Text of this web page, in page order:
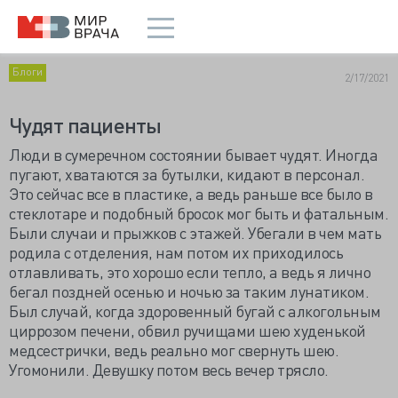
Блоги 2/17/2021
Чудят пациенты
Люди в сумеречном состоянии бывает чудят. Иногда
пугают, хватаются за бутылки, кидают в персонал.
Это сейчас все в пластике, а ведь раньше все было в
стеклотаре и подобный бросок мог быть и фатальным.
Были случаи и прыжков с этажей. Убегали в чем мать
родила с отделения, нам потом их приходилось
отлавливать, это хорошо если тепло, а ведь я лично
бегал поздней осенью и ночью за таким лунатиком.
Был случай, когда здоровенный бугай с алкогольным
циррозом печени, обвил ручищами шею худенькой
медсестрички, ведь реально мог свернуть шею.
Угомонили. Девушку потом весь вечер трясло.